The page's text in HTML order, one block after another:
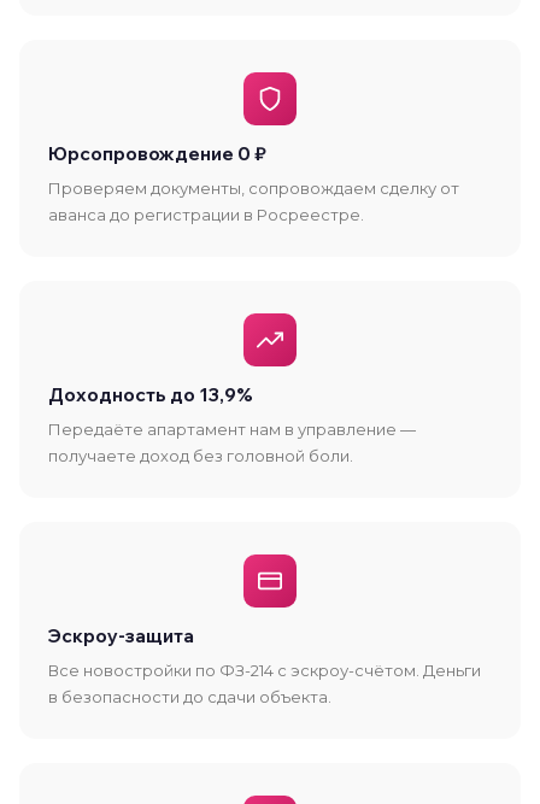
Юрсопровождение 0 ₽
Проверяем документы, сопровождаем сделку от
аванса до регистрации в Росреестре.
Доходность до 13,9%
Передаёте апартамент нам в управление —
получаете доход без головной боли.
Эскроу-защита
Все новостройки по ФЗ-214 с эскроу-счётом. Деньги
в безопасности до сдачи объекта.